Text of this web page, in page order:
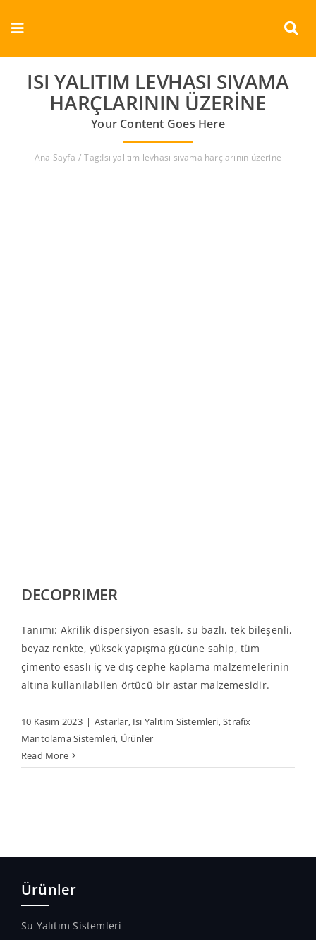
Toggle
Navigation
Kurumsal
Ürünler
Dokümanlar
ISI YALITIM LEVHASI SIVAMA
HARÇLARININ ÜZERINE
Your Content Goes Here
Ana Sayfa Tag:Isı yalıtım levhası sıvama harçlarının üzerine
DECOPRIMER
Tanımı: Akrilik dispersiyon esaslı, su bazlı, tek bileşenli,
beyaz renkte, yüksek yapışma gücüne sahip, tüm
çimento esaslı iç ve dış cephe kaplama malzemelerinin
altına kullanılabilen örtücü bir astar malzemesidir.
10 Kasım 2023 | Astarlar, Isı Yalıtım Sistemleri,Strafix
Mantolama Sistemleri, Ürünler
Read More
Ürünler
Su Yalıtım Sistemleri